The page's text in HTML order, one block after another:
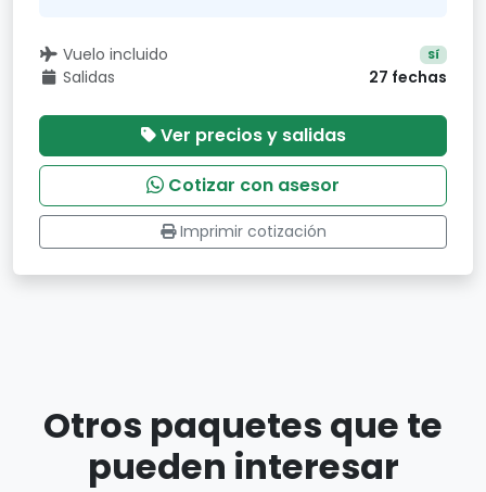
Vuelo incluido Sí
Salidas 27 fechas
Ver precios y salidas
Cotizar con asesor
Imprimir cotización
Otros paquetes que te
pueden interesar